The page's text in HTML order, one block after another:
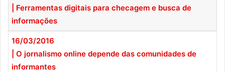
| Ferramentas digitais para checagem e busca de
informações
16/03/2016
| O jornalismo online depende das comunidades de
informantes